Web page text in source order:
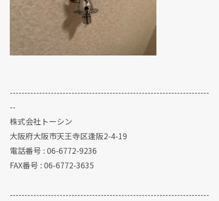
--------------------------------------------------------------------
--
株式会社トーシン
大阪府大阪市天王寺区逢阪2-4-19
電話番号 : 06-6772-9236
FAX番号 : 06-6772-3635
--------------------------------------------------------------------